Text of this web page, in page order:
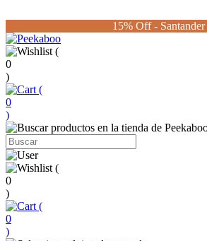
15% Off - Santander
(
0
)
(
0
)
(
0
)
(
0
)